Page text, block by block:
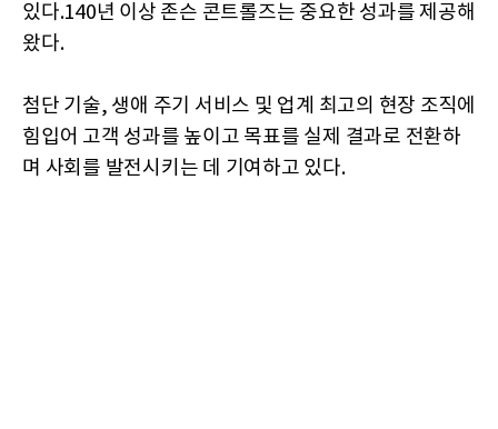
있다.140년 이상 존슨 콘트롤즈는 중요한 성과를 제공해
왔다.
첨단 기술, 생애 주기 서비스 및 업계 최고의 현장 조직에
힘입어 고객 성과를 높이고 목표를 실제 결과로 전환하
며 사회를 발전시키는 데 기여하고 있다.